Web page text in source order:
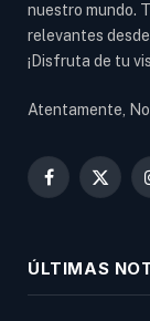
nuestro mundo.
relevantes
¡Disfruta de tu
Atentamente,
Facebook
X
ÚLTIMAS